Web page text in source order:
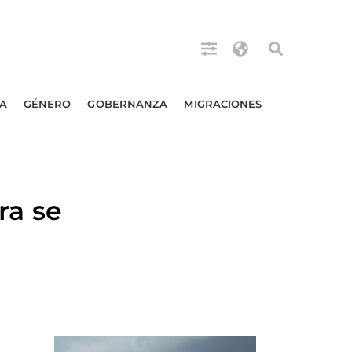
GÉNERO GOBERNANZA MIGRACIONES
se